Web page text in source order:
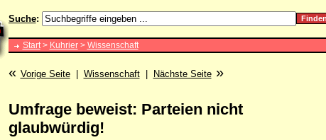
Suche:
Start > Kuhrier > Wissenschaft
« Vorige Seite Wissenschaft Nächste Seite»
Umfrage beweist: Parteien nicht
glaubwürdig!